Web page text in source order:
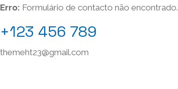
Erro: Formulário de contacto não encontrado.
+123 456 789
themeht23@gmail.com